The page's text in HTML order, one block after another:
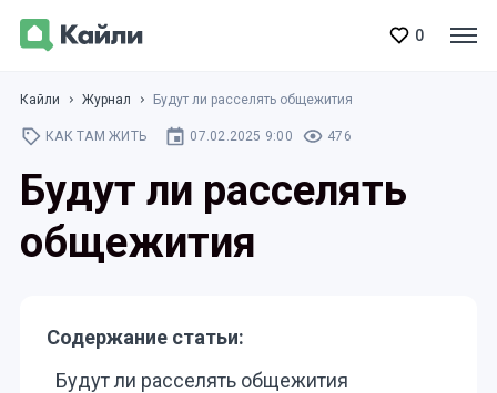
0
Кайли Журнал Будут ли расселять общежития
КАК ТАМ ЖИТЬ 07.02.2025 9:00 476
Будут ли расселять
общежития
Содержание статьи:
Будут ли расселять общежития